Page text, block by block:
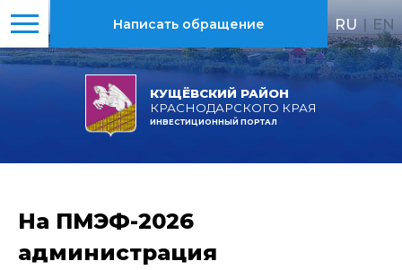
КУЩЁВСКИЙ РАЙОН
КРАСНОДАРСКОГО КРАЯ
ИНВЕСТИЦИОННЫЙ ПОРТАЛ
Написать обращение RU | EN
На ПМЭФ-2026
администрация